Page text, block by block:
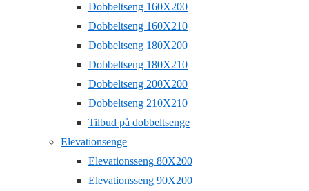
Dobbeltseng 160X200
Dobbeltseng 160X210
Dobbeltseng 180X200
Dobbeltseng 180X210
Dobbeltseng 200X200
Dobbeltseng 210X210
Tilbud på dobbeltsenge
Elevationsenge
Elevationsseng 80X200
Elevationsseng 90X200